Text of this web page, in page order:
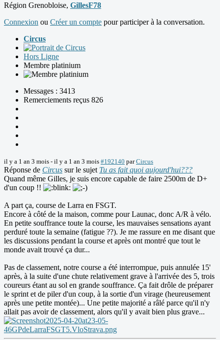
Région Grenobloise, GillesF78
Connexion ou Créer un compte pour participer à la conversation.
Circus
Hors Ligne
Membre platinium
Messages : 3413
Remerciements reçus 826
il y a 1 an 3 mois - il y a 1 an 3 mois #192140 parCircus
Réponse de Circus sur le sujet Tu as fait quoi aujourd'hui???
Quand même Gilles, je suis encore capable de faire 2500m de D+
d'un coup !!
A part ça, course de Larra en FSGT.
Encore à côté de la maison, comme pour Launac, donc A/R à vélo.
En petite souffrance toute la course, les mauvaises sensations ayant
perduré toute la semaine (fatigue ??). Je me rassure en me disant que
les discussions pendant la course et après ont montré que tout le
monde avait trouvé ça dur...
Pas de classement, notre course a été interrompue, puis annulée 15'
après, à la suite d'une chute relativement grave à l'arrivée des 5, trois
coureurs étant au sol en grande souffrance. Ça fait drôle de préparer
le sprint et de piler d'un coup, à la sortie d'un virage (heureusement
après une petite montée)... Une petite majorité a râlé parce qu'il n'y
allait pas avoir de classement, alors qu'il y avait bien plus grave...